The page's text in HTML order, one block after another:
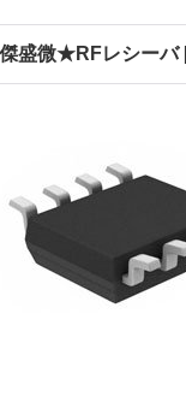
盛微★RFレシーバ